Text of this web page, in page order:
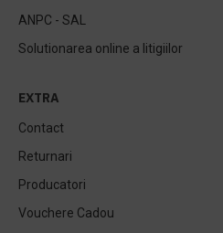
ANPC - SAL
Solutionarea online a litigiilor
EXTRA
Contact
Returnari
Producatori
Vouchere Cadou